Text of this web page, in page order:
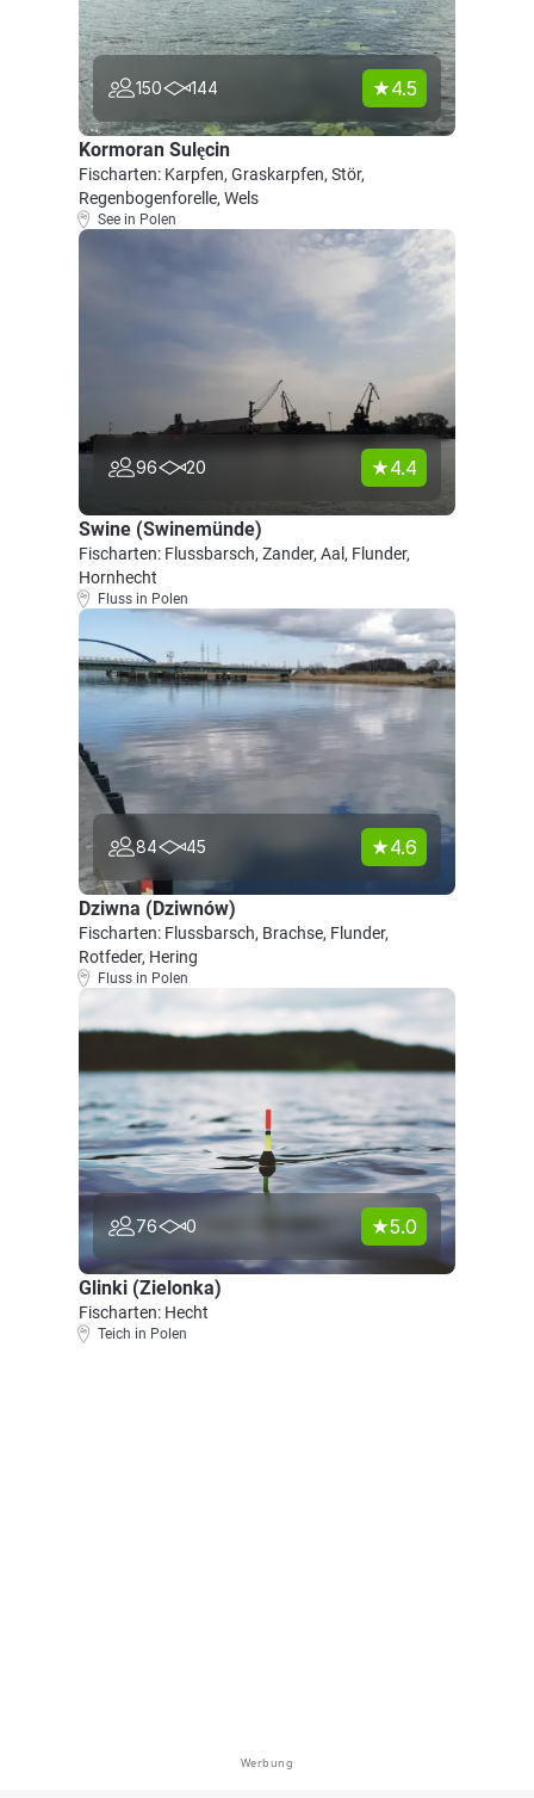
150 144 4.5
Kormoran Sulęcin
Fischarten: Karpfen, Graskarpfen, Stör,
Regenbogenforelle, Wels
See in Polen
96 20 4.4
Swine (Swinemünde)
Fischarten: Flussbarsch, Zander, Aal, Flunder,
Hornhecht
Fluss in Polen
84 45 4.6
Dziwna (Dziwnów)
Fischarten: Flussbarsch, Brachse, Flunder,
Rotfeder, Hering
Fluss in Polen
76 0 5.0
Glinki (Zielonka)
Fischarten: Hecht
Teich in Polen
Werbung